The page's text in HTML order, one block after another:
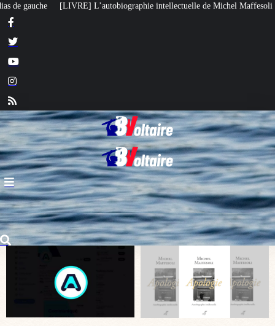
intellectuelle de Michel Maffesoli Pour regagner son influence en